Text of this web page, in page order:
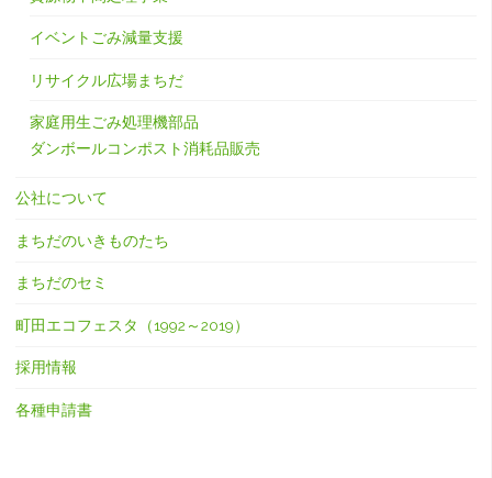
イベントごみ減量支援
リサイクル広場まちだ
家庭用生ごみ処理機部品
ダンボールコンポスト消耗品販売
公社について
まちだのいきものたち
まちだのセミ
町田エコフェスタ（1992～2019）
採用情報
各種申請書